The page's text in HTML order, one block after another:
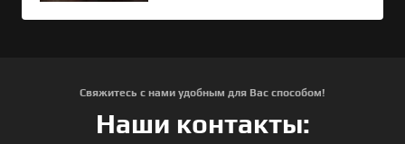
Свяжитесь с нами удобным для Вас способом!
Наши контакты: